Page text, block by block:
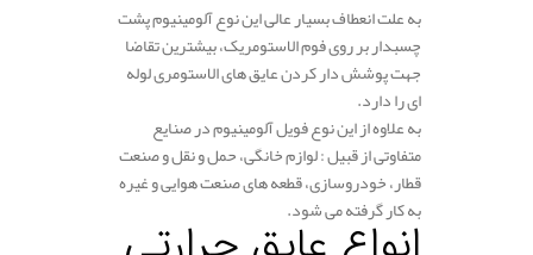
به علت انعطاف بسیار عالی این نوع آلومینیوم پشت
چسبدار بر روی فوم الاستومریک، بیشترین تقاضا
جهت پوشش دار کردن عایق های الاستومری لوله
ای را دارد.
به علاوه از این نوع فویل آلومینیوم در صنایع
متفاوتی از قبیل : لوازم خانگی، حمل و نقل و صنعت
قطار، خودروسازی، قطعه های صنعت هوایی و غیره
به کار گرفته می شود.